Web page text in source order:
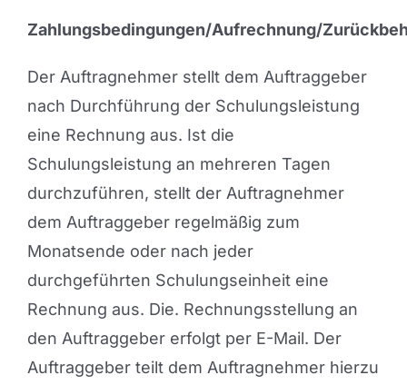
Zahlungsbedingungen/Aufrechnung/
Der Auftragnehmer stellt dem Auftraggeber
nach Durchführung der Schulungsleistung
eine Rechnung aus. Ist die
Schulungsleistung an mehreren Tagen
durchzuführen, stellt der Auftragnehmer
dem Auftraggeber regelmäßig zum
Monatsende oder nach jeder
durchgeführten Schulungseinheit eine
Rechnung aus. Die. Rechnungsstellung an
den Auftraggeber erfolgt per E-Mail. Der
Auftraggeber teilt dem Auftragnehmer hierzu